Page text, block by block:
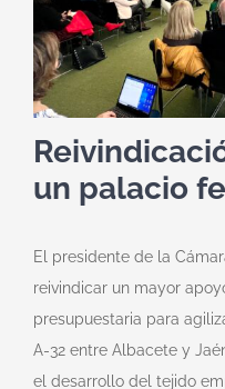
un palacio
El presidente de la
reivindicar un mayor
presupuestaria para
A-32 entre Albacete y
el desarrollo del tejido